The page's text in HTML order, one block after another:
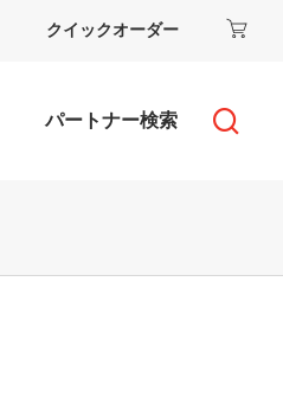
クイックオーダー
パートナー検索